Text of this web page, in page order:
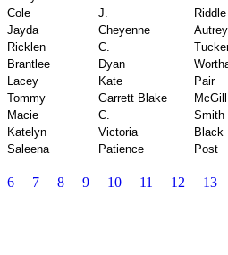
Cole J.
Riddle
Jayda Cheyenne
Autrey
Ricklen C.
Brantlee Dyan
Lacey Kate
Pair
Tommy Garrett Blake
McGill
Macie C.
Smith
Katelyn Victoria
Black
Saleena Patience Post
6 7 8 9 10 11 12 13